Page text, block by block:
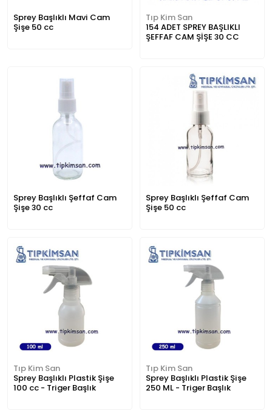
Sprey Başlıklı Mavi Cam
Şişe 50 cc
Tıp Kim San
154 ADET SPREY BAŞLIKLI
ŞEFFAF CAM ŞİŞE 30 CC
Sprey Başlıklı Şeffaf Cam
Şişe 30 cc
Sprey Başlıklı Şeffaf Cam
Şişe 50 cc
Tıp Kim San
Sprey Başlıklı Plastik Şişe
100 cc - Triger Başlık
Tıp Kim San
Sprey Başlıklı Plastik Şişe
250 ML - Triger Başlık